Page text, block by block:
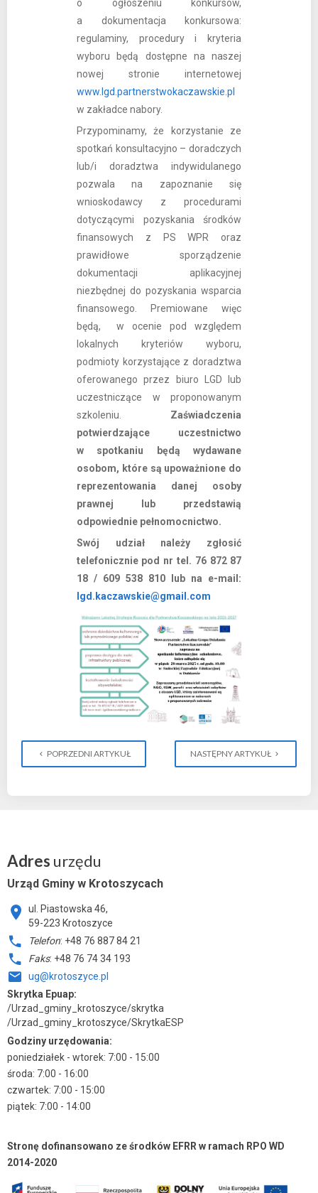
o ogłoszeniu konkursów,
a dokumentacja konkursowa:
regulaminy, procedury i kryteria
wyboru będą dostępne na naszej
nowej stronie internetowej
www.lgd.partnerstwokaczawskie.pl
w zakładce nabory.
Przypominamy, że korzystanie ze
spotkań konsultacyjno – doradczych
lub/i doradztwa indywidulanego
pozwala na zapoznanie się
wnioskodawcy z procedurami
dotyczącymi pozyskania środków
finansowych z PS WPR oraz
prawidłowe sporządzenie
dokumentacji aplikacyjnej
niezbędnej do pozyskania wsparcia
finansowego. Premiowane więc
będą, w ocenie pod względem
lokalnych kryteriów wyboru,
podmioty korzystające z doradztwa
oferowanego przez biuro LGD lub
uczestniczące w proponowanym
szkoleniu. Zaświadczenia
potwierdzające uczestnictwo
w spotkaniu będą wydawane
osobom, które są upoważnione do
reprezentowania danej osoby
prawnej lub przedstawią
odpowiednie pełnomocnictwo.
Swój udział należy zgłosić
telefonicznie pod nr tel. 76 872 87
18 / 609 538 810 lub na e-mail:
lgd.kaczawskie@gmail.com
POPRZEDNI ARTYKUŁ NASTĘPNY ARTYKUŁ
Adres urzędu
Urząd Gminy w Krotoszycach
ul. Piastowska 46,
59-223 Krotoszyce
Telefon: +48 76 887 84 21
Faks: +48 76 74 34 193
ug@krotoszyce.pl
Skrytka Epuap:
/Urzad_gminy_krotoszyce/skrytka
/Urzad_gminy_krotoszyce/SkrytkaESP
Godziny urzędowania:
poniedziałek - wtorek: 7:00 - 15:00
środa: 7:00 - 16:00
czwartek: 7:00 - 15:00
piątek: 7:00 - 14:00
Stronę dofinansowano ze środków EFRR w ramach RPO WD
2014-2020